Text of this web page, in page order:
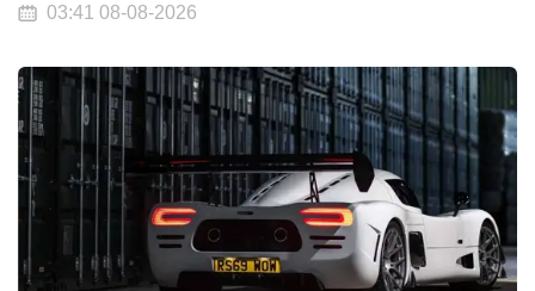
03:41 08-08-2026